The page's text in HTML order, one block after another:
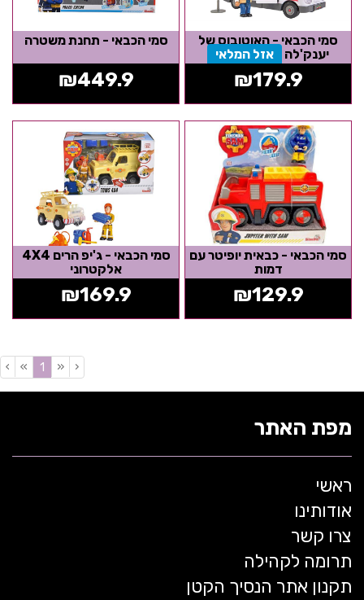
סמי הכבאי - האוטובוס של
יענק'לה
אזל המלאי
₪179.9
סמי הכבאי - תחנת משטרה
₪449.9
סמי הכבאי - כבאית יופיטר עם
דמות
₪129.9
סמי הכבאי - ג'יפ הרים 4X4
אלקטרוני
₪169.9
‹
«
1
»
›
מפת האתר
ראשי
אודותינו
צרו קשר
תרומה לקהילה
תקנון אתר הנסיך הקטן